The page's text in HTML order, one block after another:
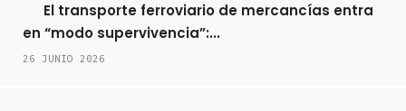
El transporte ferroviario de mercancías entra
en “modo supervivencia”:...
26 JUNIO 2026